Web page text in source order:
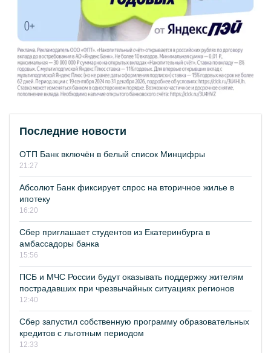
Последние новости
ОТП Банк включён в белый список Минцифры
21:27
Абсолют Банк фиксирует спрос на вторичное жилье в
ипотеку
16:20
Сбер приглашает студентов из Екатеринбурга в
амбассадоры банка
15:56
ПСБ и МЧС России будут оказывать поддержку жителям
пострадавших при чрезвычайных ситуациях регионов
12:40
Сбер запустил собственную программу образовательных
кредитов с льготным периодом
12:33